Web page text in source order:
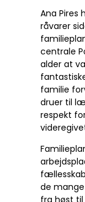
Ana Pires
råvarer
centrale
alder at
familie
druer til
respekt
de